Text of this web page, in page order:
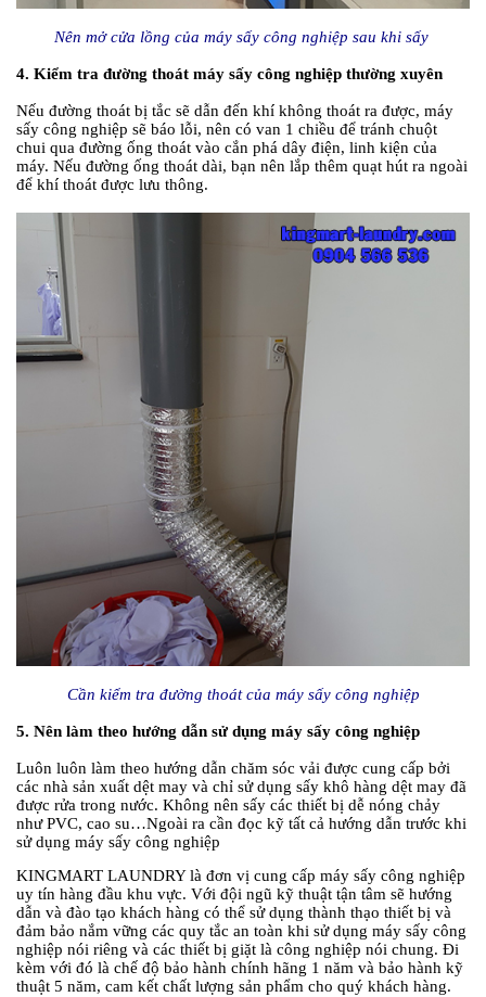
Nên mở cửa lồng của máy sấy công nghiệp sau khi sấy
4. Kiểm tra đường thoát máy sấy công nghiệp thường xuyên
Nếu đường thoát bị tắc sẽ dẫn đến khí không thoát ra được, máy
sấy công nghiệp sẽ báo lỗi, nên có van 1 chiều để tránh chuột
chui qua đường ống thoát vào cắn phá dây điện, linh kiện của
máy. Nếu đường ống thoát dài, bạn nên lắp thêm quạt hút ra ngoài
để khí thoát được lưu thông.
Cần kiểm tra đường thoát của máy sấy công nghiệp
5. Nên làm theo hướng dẫn sử dụng máy sấy công nghiệp
Luôn luôn làm theo hướng dẫn chăm sóc vải được cung cấp bởi
các nhà sản xuất dệt may và chỉ sử dụng sấy khô hàng dệt may đã
được rửa trong nước. Không nên sấy các thiết bị dễ nóng chảy
như PVC, cao su…Ngoài ra cần đọc kỹ tất cả hướng dẫn trước khi
sử dụng máy sấy công nghiệp
KINGMART LAUNDRY là đơn vị cung cấp máy sấy công nghiệp
uy tín hàng đầu khu vực. Với đội ngũ kỹ thuật tận tâm sẽ hướng
dẫn và đào tạo khách hàng có thể sử dụng thành thạo thiết bị và
đảm bảo nắm vững các quy tắc an toàn khi sử dụng máy sấy công
nghiệp nói riêng và các thiết bị giặt là công nghiệp nói chung. Đi
kèm với đó là chế độ bảo hành chính hãng 1 năm và bảo hành kỹ
thuật 5 năm, cam kết chất lượng sản phẩm cho quý khách hàng.